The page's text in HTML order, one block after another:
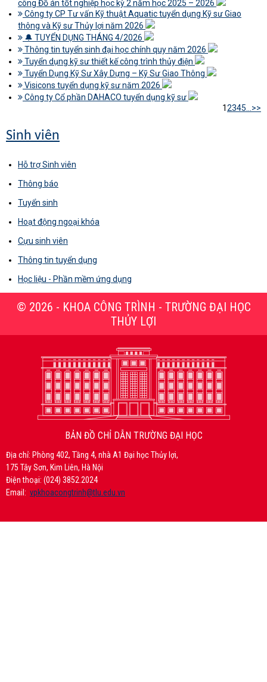
công Đồ án tốt nghiệp học kỳ 2 năm học 2025 – 2026
Công ty CP Tư vấn Kỹ thuật Aquatic tuyển dụng Kỹ sư Giao
thông và Kỹ sư Thủy lợi năm 2026
🔔 TUYỂN DỤNG THÁNG 4/2026
Thông tin tuyển sinh đại học chính quy năm 2026
Tuyển dụng kỹ sư thiết kế công trình thủy điện
Tuyển Dụng Kỹ Sư Xây Dựng – Kỹ Sư Giao Thông
Visicons tuyển dụng kỹ sư năm 2026
Công ty Cổ phần DAHACO tuyển dụng kỹ sư
12345 >>
Sinh viên
Hỗ trợ Sinh viên
Thông báo
Tuyển sinh
Hoạt động ngoại khóa
Cựu sinh viên
Thông tin tuyển dụng
Học liệu - Phần mềm ứng dụng
© 2026 - KHOA CÔNG TRÌNH - TRƯỜNG ĐẠI HỌC
THỦY LỢI
BẢN ĐỒ CHỈ DẪN TRƯỜNG ĐẠI HỌC
Địa chỉ: Phòng 402, Tầng 4, nhà A1 Đại học Thủy lợi,
175 Tây Sơn, Kim Liên, Hà Nội
Điện thoại: (024) 3852.2024
Email: vpkhoacongtrinh@tlu.edu.vn